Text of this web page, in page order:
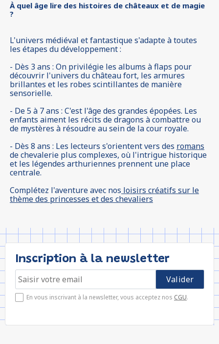
À quel âge lire des histoires de châteaux et de magie
?
L'univers médiéval et fantastique s'adapte à toutes
les étapes du développement :
- Dès 3 ans : On privilégie les albums à flaps pour
découvrir l'univers du château fort, les armures
brillantes et les robes scintillantes de manière
sensorielle.
- De 5 à 7 ans : C'est l'âge des grandes épopées. Les
enfants aiment les récits de dragons à combattre ou
de mystères à résoudre au sein de la cour royale.
- Dès 8 ans : Les lecteurs s'orientent vers des romans
de chevalerie plus complexes, où l'intrigue historique
et les légendes arthuriennes prennent une place
centrale.
Complétez l'aventure avec nos loisirs créatifs sur le
thème des princesses et des chevaliers
Inscription à la newsletter
En vous inscrivant à la newsletter, vous acceptez nos CGU.